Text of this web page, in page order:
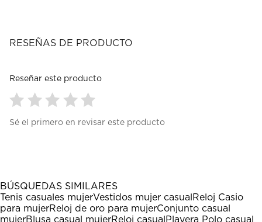
RESEÑAS DE PRODUCTO
Reseñar este producto
para
1
estrella
Esta
acción
para
estrellas.
Esta
acción
para
estrellas.
Esta
acción
para
estrellas.
Esta
acción
para
estrellas.
Esta
acción
Sé el primero en revisar este producto
BÚSQUEDAS SIMILARES
Tenis casuales mujerVestidos mujer casual Reloj Casio
para mujerReloj de oro para mujerConjunto casual
mujerBlusa casual mujerReloj casual Playera Polo casual